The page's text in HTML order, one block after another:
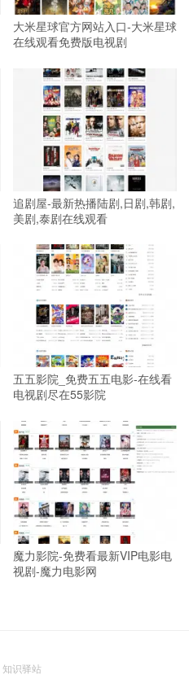
大米星球官方网站入口-大米星球
在线观看免费版电视剧
追剧屋-最新热播陆剧,日剧,韩剧,
美剧,泰剧在线观看
五五影院_免费五五电影-在线看
电视剧尽在55影院
魔力影院-免费看最新VIP电影电
视剧-魔力电影网
知识驿站